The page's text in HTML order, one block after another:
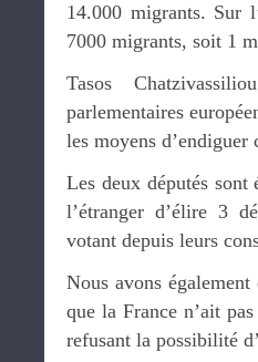
14.000 migrants. Sur
7000 migrants, soit 1
Tasos
parlementaires
les moyens d’endiguer
Les deux députés sont
l’étranger d’élire 3
votant depuis leurs
Nous avons
que la France n’ait
refusant la possibilité